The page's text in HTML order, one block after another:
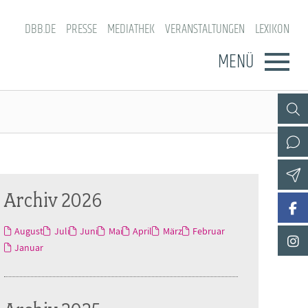
DBB.DE PRESSE MEDIATHEK VERANSTALTUNGEN LEXIKON
MENÜ
Archiv 2026
August Juli Juni Mai April März
Februar
Januar